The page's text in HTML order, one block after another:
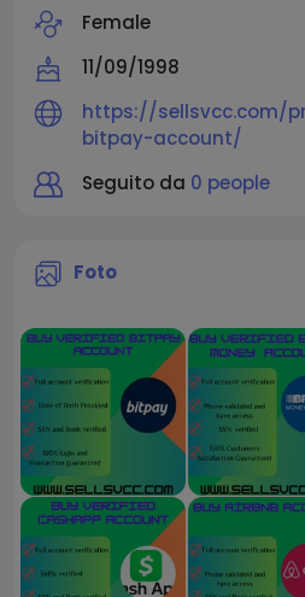
Female
11/09/1998
https://sellsvcc.com/
bitpay-account/
Seguito da 0 people
Foto